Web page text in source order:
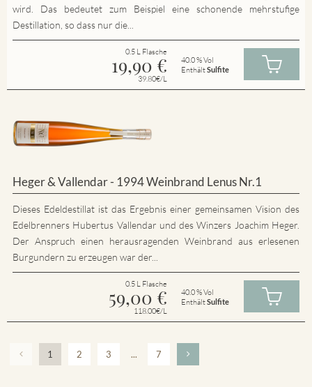
wird. Das bedeutet zum Beispiel eine schonende mehrstufige
Destillation, so dass nur die...
0.5 L Flasche
19,90 €
39.80€/L
40.0 % Vol
EnthältSulfite
Heger & Vallendar - 1994 Weinbrand Lenus Nr.1
Dieses Edeldestillat ist das Ergebnis einer gemeinsamen Vision des
Edelbrenners Hubertus Vallendar und des Winzers Joachim Heger.
Der Anspruch einen herausragenden Weinbrand aus erlesenen
Burgundern zu erzeugen war der...
0.5 L Flasche
59,00 €
118.00€/L
40.0 % Vol
EnthältSulfite
1 2 3 ... 7